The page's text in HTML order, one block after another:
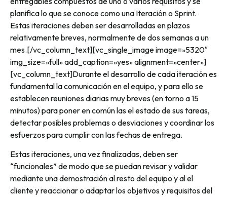
planifica lo que se conoce como una Iteración o Sprint.
Estas iteraciones deben ser desarrolladas en plazos
relativamente breves, normalmente de dos semanas a un
mes.[/vc_column_text][vc_single_image image=»5320″
img_size=»full» add_caption=»yes» alignment=»center»]
[vc_column_text]Durante el desarrollo de cada iteración es
fundamental la comunicación en el equipo, y para ello se
establecen reuniones diarias muy breves (en torno a 15
minutos) para poner en común las el estado de sus tareas,
detectar posibles problemas o desviaciones y coordinar los
esfuerzos para cumplir con las fechas de entrega.
Estas iteraciones, una vez finalizadas, deben ser
“funcionales” de modo que se puedan revisar y validar
mediante una demostración al resto del equipo y al el
cliente y reaccionar o adaptar los objetivos y requisitos del